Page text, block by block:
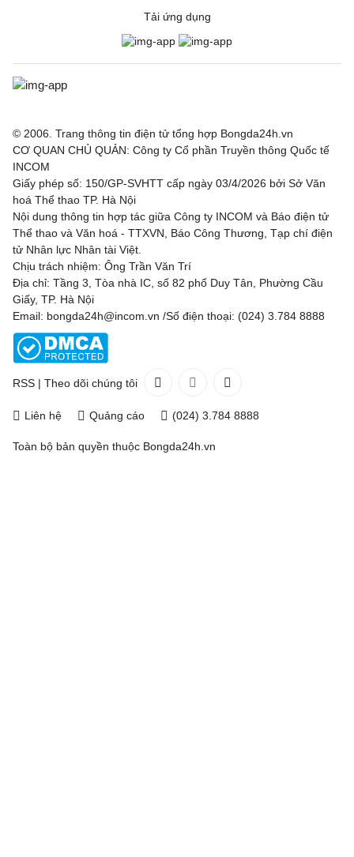
Tải ứng dụng
© 2006. Trang thông tin điện tử tổng hợp Bongda24h.vn
CƠ QUAN CHỦ QUẢN: Công ty Cổ phần Truyền thông Quốc tế
INCOM
Giấy phép số: 150/GP-SVHTT cấp ngày 03/4/2026 bởi Sở Văn
hoá Thể thao TP. Hà Nội
Nội dung thông tin hợp tác giữa Công ty INCOM và Báo điện tử
Thể thao và Văn hoá - TTXVN, Báo Công Thương, Tạp chí điện
tử Nhân lực Nhân tài Việt.
Chịu trách nhiệm: Ông Trần Văn Trí
Địa chỉ: Tầng 3, Tòa nhà IC, số 82 phố Duy Tân, Phường Cầu
Giấy, TP. Hà Nội
Email: bongda24h@incom.vn /Số điện thoại: (024) 3.784 8888
RSS | Theo dõi chúng tôi
Liên hệ Quảng cáo (024) 3.784 8888
Toàn bộ bản quyền thuộc Bongda24h.vn